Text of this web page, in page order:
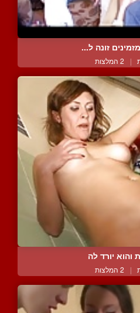
זונה ל...
| 2 המלצות
והוא יורד לה
| 2 המלצות